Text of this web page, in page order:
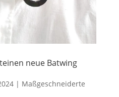
neue Batwing
| Maßgeschneiderte